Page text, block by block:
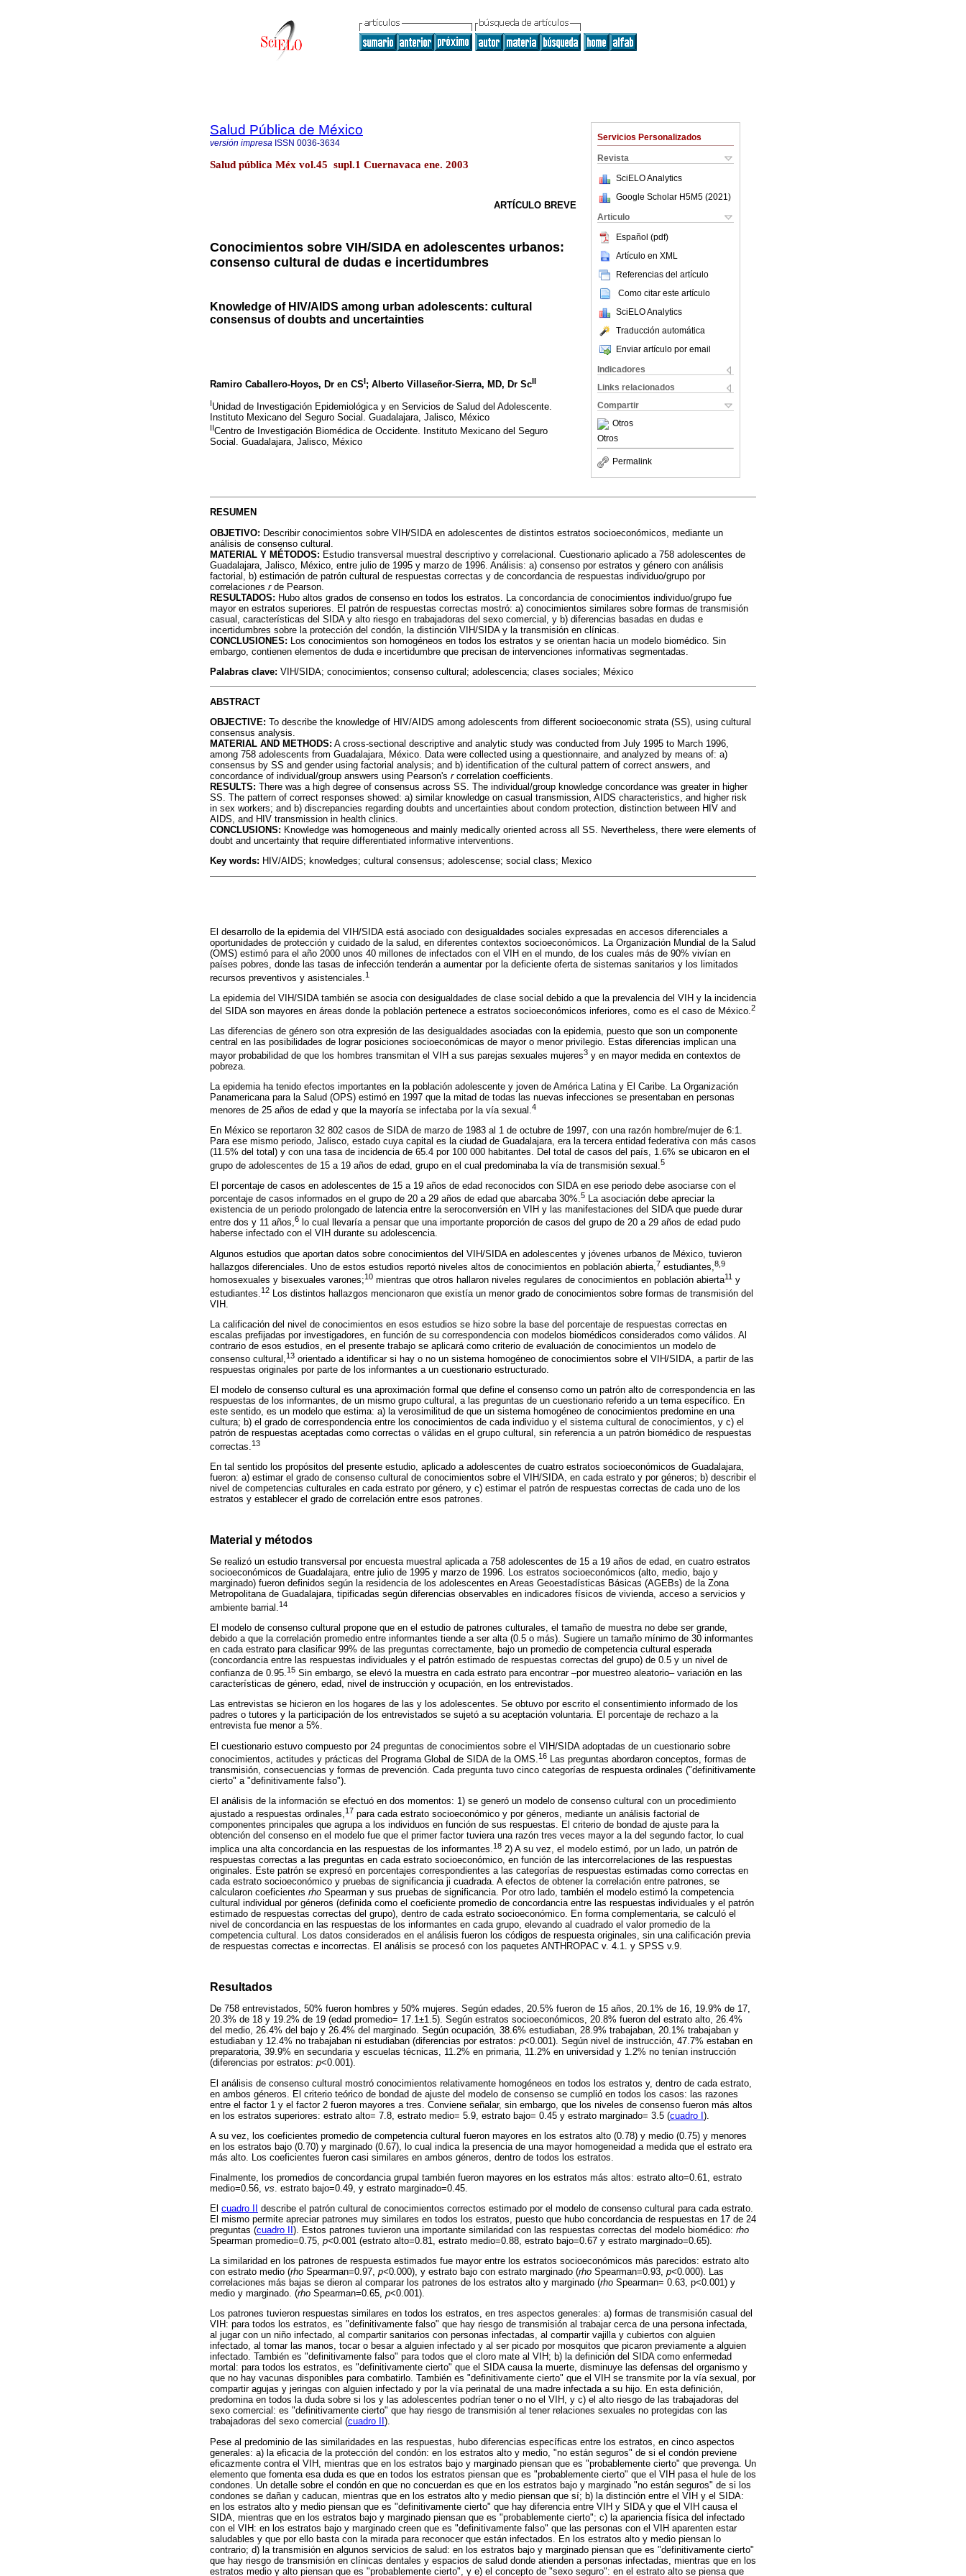
Servicios Personalizados
Revista
SciELO Analytics
Google Scholar H5M5 (2021 )
Articulo
Español (pdf)
Artículo en XML
Referencias del artículo
Como citar este artículo
SciELO Analytics
Traducción automática
Enviar artículo por email
Indicadores
Links relacionados
Compartir
Otros
Otros
Permalink
Salud Pública de México
versión impresa ISSN 0036-3634
Salud pública Méx vol.45 supl.1 Cuernavaca ene. 2003
ARTÍCULO BREVE
Conocimientos sobre VIH/SIDA en adolescentes urbanos:
consenso cultural de dudas e incertidumbres
Knowledge of HIV/AIDS among urban adolescents: cultural
consensus of doubts and uncertainties
Ramiro Caballero-Hoyos, Dr en CSI; Alberto Villaseñor-Sierra, MD, Dr ScII
IUnidad de Investigación Epidemiológica y en Servicios de Salud del Adolescente.
Instituto Mexicano del Seguro Social. Guadalajara, Jalisco, México
IICentro de Investigación Biomédica de Occidente. Instituto Mexicano del Seguro
Social. Guadalajara, Jalisco, México
RESUMEN
OBJETIVO: Describir conocimientos sobre VIH/SIDA en adolescentes de distintos estratos socioeconómicos, mediante un
análisis de consenso cultural.
MATERIAL Y MÉTODOS: Estudio transversal muestral descriptivo y correlacional. Cuestionario aplicado a 758 adolescentes de
Guadalajara, Jalisco, México, entre julio de 1995 y marzo de 1996. Análisis: a) consenso por estratos y género con análisis
factorial, b) estimación de patrón cultural de respuestas correctas y de concordancia de respuestas individuo/grupo por
correlaciones rde Pearson.
RESULTADOS: Hubo altos grados de consenso en todos los estratos. La concordancia de conocimientos individuo/grupo fue
mayor en estratos superiores. El patrón de respuestas correctas mostró: a) conocimientos similares sobre formas de transmisión
casual, características del SIDA y alto riesgo en trabajadoras del sexo comercial, y b) diferencias basadas en dudas e
incertidumbres sobre la protección del condón, la distinción VIH/SIDA y la transmisión en clínicas.
CONCLUSIONES: Los conocimientos son homogéneos en todos los estratos y se orientan hacia un modelo biomédico. Sin
embargo, contienen elementos de duda e incertidumbre que precisan de intervenciones informativas segmentadas.
Palabras clave: VIH/SIDA; conocimientos; consenso cultural; adolescencia; clases sociales; México
ABSTRACT
OBJECTIVE: To describe the knowledge of HIV/AIDS among adolescents from different socioeconomic strata (SS), using cultural
consensus analysis.
MATERIAL AND METHODS: A cross-sectional descriptive and analytic study was conducted from July 1995 to March 1996,
among 758 adolescents from Guadalajara, México. Data were collected using a questionnaire, and analyzed by means of: a)
consensus by SS and gender using factorial analysis; and b) identification of the cultural pattern of correct answers, and
concordance of individual/group answers using Pearson's rcorrelation coefficients.
RESULTS: There was a high degree of consensus across SS. The individual/group knowledge concordance was greater in higher
SS. The pattern of correct responses showed: a) similar knowledge on casual transmission, AIDS characteristics, and higher risk
in sex workers; and b) discrepancies regarding doubts and uncertainties about condom protection, distinction between HIV and
AIDS, and HIV transmission in health clinics.
CONCLUSIONS: Knowledge was homogeneous and mainly medically oriented across all SS. Nevertheless, there were elements of
doubt and uncertainty that require differentiated informative interventions.
Key words: HIV/AIDS; knowledges; cultural consensus; adolescense; social class; Mexico
El desarrollo de la epidemia del VIH/SIDA está asociado con desigualdades sociales expresadas en accesos diferenciales a
oportunidades de protección y cuidado de la salud, en diferentes contextos socioeconómicos. La Organización Mundial de la Salud
(OMS) estimó para el año 2000 unos 40 millones de infectados con el VIH en el mundo, de los cuales más de 90% vivían en
países pobres, donde las tasas de infección tenderán a aumentar por la deficiente oferta de sistemas sanitarios y los limitados
recursos preventivos y asistenciales. 1
La epidemia del VIH/SIDA también se asocia con desigualdades de clase social debido a que la prevalencia del VIH y la incidencia
del SIDA son mayores en áreas donde la población pertenece a estratos socioeconómicos inferiores, como es el caso de México.2
Las diferencias de género son otra expresión de las desigualdades asociadas con la epidemia, puesto que son un componente
central en las posibilidades de lograr posiciones socioeconómicas de mayor o menor privilegio. Estas diferencias implican una
mayor probabilidad de que los hombres transmitan el VIH a sus parejas sexuales mujeres3 y en mayor medida en contextos de
pobreza.
La epidemia ha tenido efectos importantes en la población adolescente y joven de América Latina y El Caribe. La Organización
Panamericana para la Salud (OPS) estimó en 1997 que la mitad de todas las nuevas infecciones se presentaban en personas
menores de 25 años de edad y que la mayoría se infectaba por la vía sexual.4
En México se reportaron 32 802 casos de SIDA de marzo de 1983 al 1 de octubre de 1997, con una razón hombre/mujer de 6:1.
Para ese mismo periodo, Jalisco, estado cuya capital es la ciudad de Guadalajara, era la tercera entidad federativa con más casos
(11.5% del total) y con una tasa de incidencia de 65.4 por 100 000 habitantes. Del total de casos del país, 1.6% se ubicaron en el
grupo de adolescentes de 15 a 19 años de edad, grupo en el cual predominaba la vía de transmisión sexual. 5
El porcentaje de casos en adolescentes de 15 a 19 años de edad reconocidos con SIDA en ese periodo debe asociarse con el
porcentaje de casos informados en el grupo de 20 a 29 años de edad que abarcaba 30%.5 La asociación debe apreciar la
existencia de un periodo prolongado de latencia entre la seroconversión en VIH y las manifestaciones del SIDA que puede durar
entre dos y 11 años,6 lo cual llevaría a pensar que una importante proporción de casos del grupo de 20 a 29 años de edad pudo
haberse infectado con el VIH durante su adolescencia.
Algunos estudios que aportan datos sobre conocimientos del VIH/SIDA en adolescentes y jóvenes urbanos de México, tuvieron
hallazgos diferenciales. Uno de estos estudios reportó niveles altos de conocimientos en población abierta, 7 estudiantes, 8,9
homosexuales y bisexuales varones;10 mientras que otros hallaron niveles regulares de conocimientos en población abierta11 y
estudiantes. 12 Los distintos hallazgos mencionaron que existía un menor grado de conocimientos sobre formas de transmisión del
VIH.
La calificación del nivel de conocimientos en esos estudios se hizo sobre la base del porcentaje de respuestas correctas en
escalas prefijadas por investigadores, en función de su correspondencia con modelos biomédicos considerados como válidos. Al
contrario de esos estudios, en el presente trabajo se aplicará como criterio de evaluación de conocimientos un modelo de
consenso cultural,13 orientado a identificar si hay o no un sistema homogéneo de conocimientos sobre el VIH/SIDA, a partir de las
respuestas originales por parte de los informantes a un cuestionario estructurado.
El modelo de consenso cultural es una aproximación formal que define el consenso como un patrón alto de correspondencia en las
respuestas de los informantes, de un mismo grupo cultural, a las preguntas de un cuestionario referido a un tema específico. En
este sentido, es un modelo que estima: a) la verosimilitud de que un sistema homogéneo de conocimientos predomine en una
cultura; b) el grado de correspondencia entre los conocimientos de cada individuo y el sistema cultural de conocimientos, y c) el
patrón de respuestas aceptadas como correctas o válidas en el grupo cultural, sin referencia a un patrón biomédico de respuestas
correctas. 13
En tal sentido los propósitos del presente estudio, aplicado a adolescentes de cuatro estratos socioeconómicos de Guadalajara,
fueron: a) estimar el grado de consenso cultural de conocimientos sobre el VIH/SIDA, en cada estrato y por géneros; b) describir el
nivel de competencias culturales en cada estrato por género, y c) estimar el patrón de respuestas correctas de cada uno de los
estratos y establecer el grado de correlación entre esos patrones.
Material y métodos
Se realizó un estudio transversal por encuesta muestral aplicada a 758 adolescentes de 15 a 19 años de edad, en cuatro estratos
socioeconómicos de Guadalajara, entre julio de 1995 y marzo de 1996. Los estratos socioeconómicos (alto, medio, bajo y
marginado) fueron definidos según la residencia de los adolescentes en Areas Geoestadísticas Básicas (AGEBs) de la Zona
Metropolitana de Guadalajara, tipificadas según diferencias observables en indicadores físicos de vivienda, acceso a servicios y
ambiente barrial. 14
El modelo de consenso cultural propone que en el estudio de patrones culturales, el tamaño de muestra no debe ser grande,
debido a que la correlación promedio entre informantes tiende a ser alta (0.5 o más). Sugiere un tamaño mínimo de 30 informantes
en cada estrato para clasificar 99% de las preguntas correctamente, bajo un promedio de competencia cultural esperada
(concordancia entre las respuestas individuales y el patrón estimado de respuestas correctas del grupo) de 0.5 y un nivel de
confianza de 0.95.15 Sin embargo, se elevó la muestra en cada estrato para encontrar –por muestreo aleatorio– variación en las
características de género, edad, nivel de instrucción y ocupación, en los entrevistados.
Las entrevistas se hicieron en los hogares de las y los adolescentes. Se obtuvo por escrito el consentimiento informado de los
padres o tutores y la participación de los entrevistados se sujetó a su aceptación voluntaria. El porcentaje de rechazo a la
entrevista fue menor a 5%.
El cuestionario estuvo compuesto por 24 preguntas de conocimientos sobre el VIH/SIDA adoptadas de un cuestionario sobre
conocimientos, actitudes y prácticas del Programa Global de SIDA de la OMS. 16
Las preguntas abordaron conceptos, formas de
transmisión, consecuencias y formas de prevención. Cada pregunta tuvo cinco categorías de respuesta ordinales ("definitivamente
cierto" a "definitivamente falso").
El análisis de la información se efectuó en dos momentos: 1) se generó un modelo de consenso cultural con un procedimiento
ajustado a respuestas ordinales,17 para cada estrato socioeconómico y por géneros, mediante un análisis factorial de
componentes principales que agrupa a los individuos en función de sus respuestas. El criterio de bondad de ajuste para la
obtención del consenso en el modelo fue que el primer factor tuviera una razón tres veces mayor a la del segundo factor, lo cual
implica una alta concordancia en las respuestas de los informantes. 18 2) A su vez, el modelo estimó, por un lado, un patrón de
respuestas correctas a las preguntas en cada estrato socioeconómico, en función de las intercorrelaciones de las respuestas
originales. Este patrón se expresó en porcentajes correspondientes a las categorías de respuestas estimadas como correctas en
cada estrato socioeconómico y pruebas de significancia ji cuadrada. A efectos de obtener la correlación entre patrones, se
calcularon coeficientes rho Spearman y sus pruebas de significancia. Por otro lado, también el modelo estimó la competencia
cultural individual por géneros (definida como el coeficiente promedio de concordancia entre las respuestas individuales y el patrón
estimado de respuestas correctas del grupo), dentro de cada estrato socioeconómico. En forma complementaria, se calculó el
nivel de concordancia en las respuestas de los informantes en cada grupo, elevando al cuadrado el valor promedio de la
competencia cultural. Los datos considerados en el análisis fueron los códigos de respuesta originales, sin una calificación previa
de respuestas correctas e incorrectas. El análisis se procesó con los paquetes ANTHROPAC v. 4.1. y SPSS v.9.
Resultados
De 758 entrevistados, 50% fueron hombres y 50% mujeres. Según edades, 20.5% fueron de 15 años, 20.1% de 16, 19.9% de 17,
20.3% de 18 y 19.2% de 19 (edad promedio= 17.1±1.5). Según estratos socioeconómicos, 20.8% fueron del estrato alto, 26.4%
del medio, 26.4% del bajo y 26.4% del marginado. Según ocupación, 38.6% estudiaban, 28.9% trabajaban, 20.1% trabajaban y
estudiaban y 12.4% no trabajaban ni estudiaban (diferencias por estratos: p<0.001). Según nivel de instrucción, 47.7% estaban en
preparatoria, 39.9% en secundaria y escuelas técnicas, 11.2% en primaria, 11.2% en universidad y 1.2% no tenían instrucción
(diferencias por estratos: p<0.001).
El análisis de consenso cultural mostró conocimientos relativamente homogéneos en todos los estratos y, dentro de cada estrato,
en ambos géneros. El criterio teórico de bondad de ajuste del modelo de consenso se cumplió en todos los casos: las razones
entre el factor 1 y el factor 2 fueron mayores a tres. Conviene señalar, sin embargo, que los niveles de consenso fueron más altos
en los estratos superiores: estrato alto= 7.8, estrato medio= 5.9, estrato bajo= 0.45 y estrato marginado= 3.5 (cuadro I).
A su vez, los coeficientes promedio de competencia cultural fueron mayores en los estratos alto (0.78) y medio (0.75) y menores
en los estratos bajo (0.70) y marginado (0.67), lo cual indica la presencia de una mayor homogeneidad a medida que el estrato era
más alto. Los coeficientes fueron casi similares en ambos géneros, dentro de todos los estratos.
Finalmente, los promedios de concordancia grupal también fueron mayores en los estratos más altos: estrato alto=0.61, estrato
medio=0.56, vs . estrato bajo=0.49, y estrato marginado=0.45.
El cuadro II
describe el patrón cultural de conocimientos correctos estimado por el modelo de consenso cultural para cada estrato.
El mismo permite apreciar patrones muy similares en todos los estratos, puesto que hubo concordancia de respuestas en 17 de 24
preguntas (cuadro II ). Estos patrones tuvieron una importante similaridad con las respuestas correctas del modelo biomédico: rho
Spearman promedio=0.75, p<0.001 (estrato alto=0.81, estrato medio=0.88, estrato bajo=0.67 y estrato marginado=0.65).
La similaridad en los patrones de respuesta estimados fue mayor entre los estratos socioeconómicos más parecidos: estrato alto
con estrato medio (rho Spearman=0.97, p<0.000), y estrato bajo con estrato marginado (rho Spearman=0.93, p<0.000). Las
correlaciones más bajas se dieron al comparar los patrones de los estratos alto y marginado (rho Spearman= 0.63, p<0.001) y
medio y marginado. (rho Spearman=0.65, p<0.001).
Los patrones tuvieron respuestas similares en todos los estratos, en tres aspectos generales: a) formas de transmisión casual del
VIH: para todos los estratos, es "definitivamente falso" que hay riesgo de transmisión al trabajar cerca de una persona infectada,
al jugar con un niño infectado, al compartir sanitarios con personas infectadas, al compartir vajilla y cubiertos con alguien
infectado, al tomar las manos, tocar o besar a alguien infectado y al ser picado por mosquitos que picaron previamente a alguien
infectado. También es "definitivamente falso" para todos que el cloro mate al VIH; b) la definición del SIDA como enfermedad
mortal: para todos los estratos, es "definitivamente cierto" que el SIDA causa la muerte, disminuye las defensas del organismo y
que no hay vacunas disponibles para combatirlo. También es "definitivamente cierto" que el VIH se transmite por la vía sexual, por
compartir agujas y jeringas con alguien infectado y por la vía perinatal de una madre infectada a su hijo. En esta definición,
predomina en todos la duda sobre si los y las adolescentes podrían tener o no el VIH, y c) el alto riesgo de las trabajadoras del
sexo comercial: es "definitivamente cierto" que hay riesgo de transmisión al tener relaciones sexuales no protegidas con las
trabajadoras del sexo comercial (cuadro II ).
Pese al predominio de las similaridades en las respuestas, hubo diferencias específicas entre los estratos, en cinco aspectos
generales: a) la eficacia de la protección del condón: en los estratos alto y medio, "no están seguros" de si el condón previene
eficazmente contra el VIH, mientras que en los estratos bajo y marginado piensan que es "probablemente cierto" que prevenga. Un
elemento que fomenta esa duda es que en todos los estratos piensan que es "probablemente cierto" que el VIH pasa el hule de los
condones. Un detalle sobre el condón en que no concuerdan es que en los estratos bajo y marginado "no están seguros" de si los
condones se dañan y caducan, mientras que en los estratos alto y medio piensan que sí; b) la distinción entre el VIH y el SIDA:
en los estratos alto y medio piensan que es "definitivamente cierto" que hay diferencia entre VIH y SIDA y que el VIH causa el
SIDA, mientras que en los estratos bajo y marginado piensan que es "probablemente cierto"; c) la apariencia física del infectado
con el VIH: en los estratos bajo y marginado creen que es "definitivamente falso" que las personas con el VIH aparenten estar
saludables y que por ello basta con la mirada para reconocer que están infectados. En los estratos alto y medio piensan lo
contrario; d) la transmisión en algunos servicios de salud: en los estratos bajo y marginado piensan que es "definitivamente cierto"
que hay riesgo de transmisión en clínicas dentales y espacios de salud donde atienden a personas infectadas, mientras que en los
estratos medio y alto piensan que es "probablemente cierto", y e) el concepto de "sexo seguro": en el estrato alto se piensa que